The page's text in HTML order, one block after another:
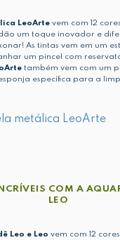
LeoArtevem com 12
um toque inovador e
As tintas vem em um
um pincel com
também vem com um
específica para a
COM A
LEO
Leo e Leo vem com 12